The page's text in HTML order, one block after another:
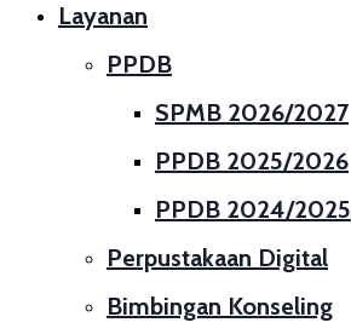
Layanan
PPDB
SPMB 2026/2027
PPDB 2025/2026
PPDB 2024/2025
Perpustakaan Digital
Bimbingan Konseling